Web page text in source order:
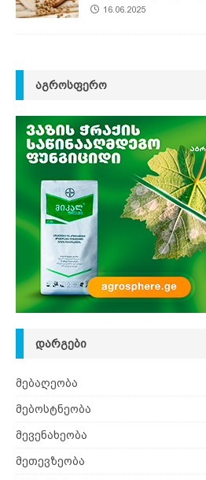
16.06.2025
ᲐᲒᲠᲝᲡᲤᲔᲠᲝ
ᲓᲐᲠᲒᲔᲑᲘ
მებაღეობა
მებოსტნეობა
მევენახეობა
მეთევზეობა